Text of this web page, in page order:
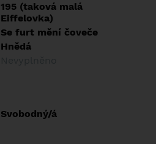
195 (taková malá
Eiffelovka)
Se furt mění čoveče
Hnědá
Svobodný/á